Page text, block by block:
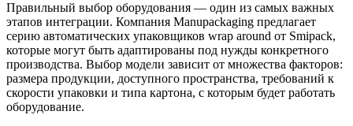
Правильный выбор оборудования — один из самых важных
этапов интеграции. Компания Manupackaging предлагает
серию автоматических упаковщиков wrap around от Smipack,
которые могут быть адаптированы под нужды конкретного
производства. Выбор модели зависит от множества факторов:
размера продукции, доступного пространства, требований к
скорости упаковки и типа картона, с которым будет работать
оборудование.